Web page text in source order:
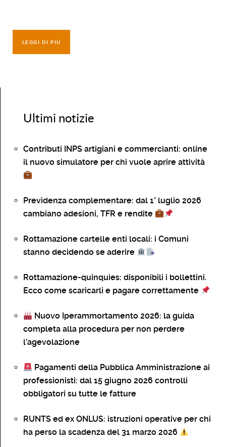
LEGGI DI PIÙ
Ultimi notizie
Contributi INPS artigiani e commercianti: online
il nuovo simulatore per chi vuole aprire attività
Previdenza complementare: dal 1° luglio 2026
cambiano adesioni, TFR e rendite
Rottamazione cartelle enti locali: i Comuni
stanno decidendo se aderire
Rottamazione-quinquies: disponibili i bollettini.
Ecco come scaricarli e pagare correttamente
Nuovo Iperammortamento 2026: la guida
completa alla procedura per non perdere
l’agevolazione
Pagamenti della Pubblica Amministrazione ai
professionisti: dal 15 giugno 2026 controlli
obbligatori su tutte le fatture
RUNTS ed ex ONLUS: istruzioni operative per chi
ha perso la scadenza del 31 marzo 2026